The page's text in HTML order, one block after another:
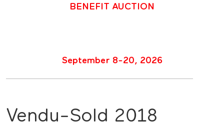
BENEFIT AUCTION
September 8-20, 2026
Vendu-Sold 2018